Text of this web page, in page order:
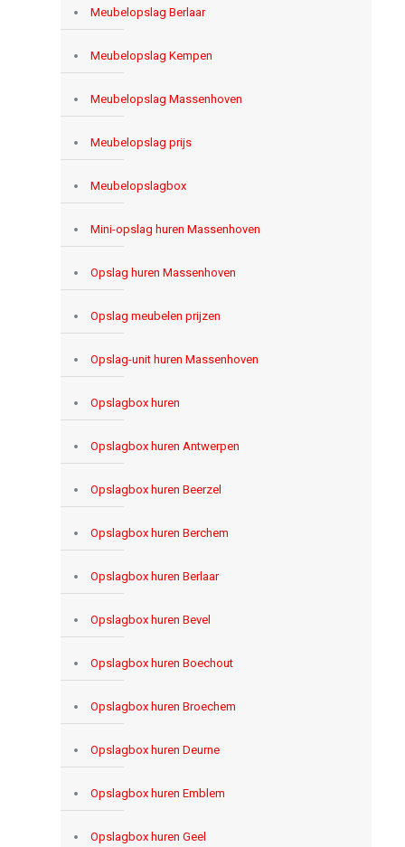
Meubelopslag Berlaar
Meubelopslag Kempen
Meubelopslag Massenhoven
Meubelopslag prijs
Meubelopslagbox
Mini-opslag huren Massenhoven
Opslag huren Massenhoven
Opslag meubelen prijzen
Opslag-unit huren Massenhoven
Opslagbox huren
Opslagbox huren Antwerpen
Opslagbox huren Beerzel
Opslagbox huren Berchem
Opslagbox huren Berlaar
Opslagbox huren Bevel
Opslagbox huren Boechout
Opslagbox huren Broechem
Opslagbox huren Deurne
Opslagbox huren Emblem
Opslagbox huren Geel